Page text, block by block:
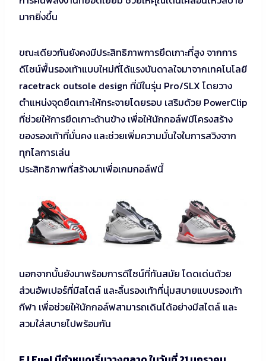
มากยิ่งขึ้น
ขณะเดียวกันยังคงมีประสิทธิภาพการยึดเกาะที่สูง จากการ
ดีไซน์พื้นรองเท้าแบบใหม่ที่ได้แรงบันดาลใจมาจากเทคโนโลยี
racetrack outsole design ที่มีในรุ่น Pro/SLX โดยวาง
ตำแหน่งจุดยึดเกาะให้กระจายโดยรอบ เสริมด้วย PowerClip
ที่ช่วยให้การยึดเกาะด้านข้าง เพื่อให้นักกอล์ฟมีโครงสร้าง
ของรองเท้าที่มั่นคง และช่วยเพิ่มความมั่นใจในการสวิงจาก
ทุกไลการเล่น
ประสิทธิภาพที่สร้างมาเพื่อเกมกอล์ฟนี้
นอกจากนั้นยังมาพร้อมการดีไซน์ที่ทันสมัย โดดเด่นด้วย
ส่วนอัพเปอร์ที่มีสไตล์ และลิ้นรองเท้าที่นุ่มสบายแบบรองเท้า
กีฬา เพื่อช่วยให้นักกอล์ฟสามารถเดินได้อย่างมีสไตล์ และ
สวมใส่สบายไปพร้อมกัน